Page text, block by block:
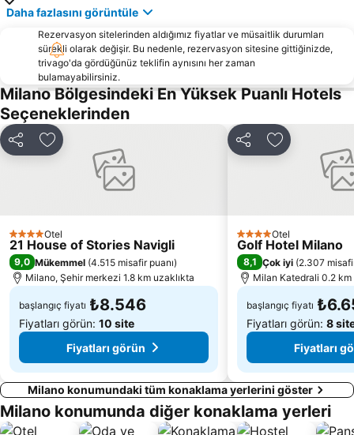
Aeroporto Orio al Serio
Città Studi
Affori Centro Metro Station
Lampugnano
10 Corso Como
Venezia Limanı
Galleria Milano
Vittorio Emanuele II Galerisi
Missori Metro Station
Pagano Metro Station
Porta Genova Metro Station
San Babila
Garibaldi Metro Station
Daha fazlasını görüntüle
Rezervasyon sitelerinden aldığımız fiyatlar ve müsaitlik durumları
sürekli olarak değişir. Bu nedenle, rezervasyon sitesine gittiğinizde,
trivago'da gördüğünüz teklifin aynısını her zaman
bulamayabilirsiniz.
Milano Bölgesindeki En Yüksek Puanlı Hotels
Seçeneklerinden
Paylaş Favorilerime ekle
4 YıldızOtel
21 House of Stories Navigli
9,0 Mükemmel (4.515 misafir puanı)
Milano, Şehir merkezi 1.8 km uzaklıkta
başlangıç fiyatı ₺8.546
Fiyatları görün: 10 site
Fiyatları görün
Paylaş Favorilerime
4 YıldızOtel
Golf Hotel Milano
8,1 Çok iyi (2.307
Milan Katedrali 0.2 km
başlangıç fiyatı
Fiyatları görün: 8
Fiyatları
Milano konumundaki tüm konaklama yerlerini göster
Milano konumunda diğer konaklama yerleri